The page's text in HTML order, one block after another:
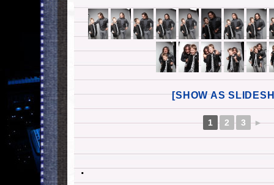
[SHOW AS
1 2 3 ►
.